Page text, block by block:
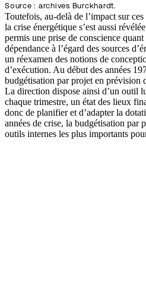
Source : archives Burckhardt.
Toutefois, au-delà de l’impact sur
la crise énergétique s’est aussi
permis une prise de conscience
dépendance à l’égard des sources
un réexamen des notions de
d’exécution. Au début des années
budgétisation par projet en prévision
La direction dispose ainsi d’un outil
chaque trimestre, un état des lieux
donc de planifier et d’adapter la
années de crise, la budgétisation par
outils internes les plus importants